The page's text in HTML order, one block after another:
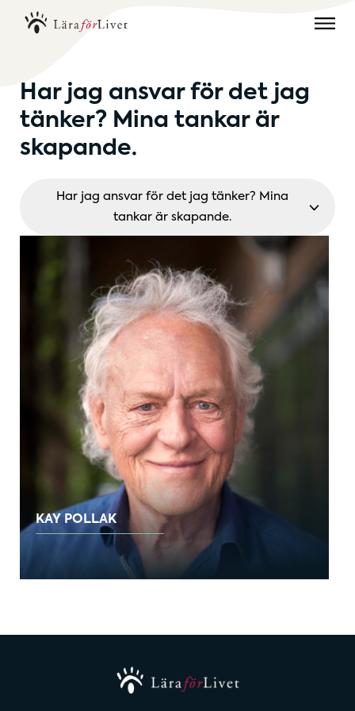
Har jag ansvar för det jag
tänker? Mina tankar är
skapande.
Har jag ansvar för det jag tänker? Mina
tankar är skapande.
KAY POLLAK